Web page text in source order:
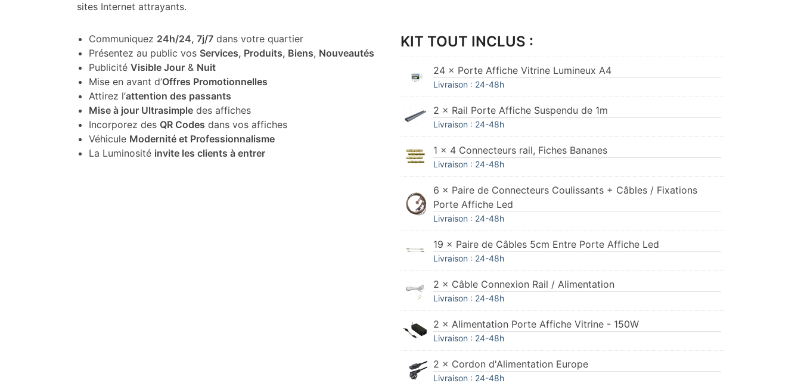
sites Internet attrayants.
Communiquez 24h/24, 7j/7dans votre quartier
Présentez au public vos Services, Produits, Biens, Nouveautés
Publicité Visible Jour& Nuit
Mise en avant d’Offres Promotionnelles
Attirez l’attention des passants
Mise à jour Ultrasimpledes affiches
Incorporez des QR Codes dans vos affiches
Véhicule Modernité et Professionnalisme
La Luminosité invite les clients à entrer
KIT TOUT INCLUS :
24 × Porte Affiche Vitrine Lumineux A4
Livraison : 24-48h
2 × Rail Porte Affiche Suspendu de 1m
Livraison : 24-48h
1 × 4 Connecteurs rail, Fiches Bananes
Livraison : 24-48h
6 × Paire de Connecteurs Coulissants + Câbles / Fixations
Porte Affiche Led
Livraison : 24-48h
19 × Paire de Câbles 5cm Entre Porte Affiche Led
Livraison : 24-48h
2 × Câble Connexion Rail / Alimentation
Livraison : 24-48h
2 × Alimentation Porte Affiche Vitrine - 150W
Livraison : 24-48h
2 × Cordon d'Alimentation Europe
Livraison : 24-48h